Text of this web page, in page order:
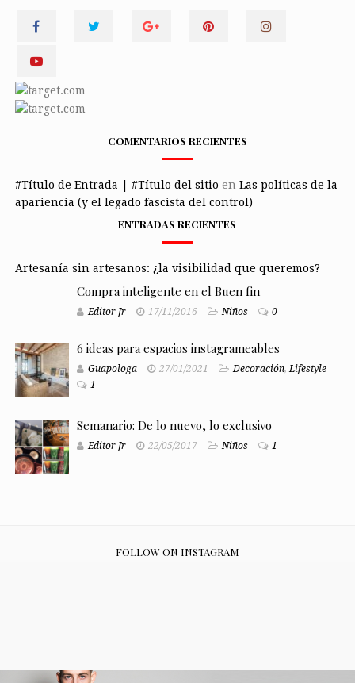
COMENTARIOS RECIENTES
#Título de Entrada | #Título del sitio en Las políticas de la
apariencia (y el legado fascista del control)
ENTRADAS RECIENTES
Artesanía sin artesanos: ¿la visibilidad que queremos?
Compra inteligente en el Buen fin
Editor Jr 17/11/2016 Niños 0
6 ideas para espacios instagrameables
Guapologa 27/01/2021 Decoración,Lifestyle
1
Semanario: De lo nuevo, lo exclusivo
Editor Jr 22/05/2017 Niños 1
FOLLOW ON INSTAGRAM